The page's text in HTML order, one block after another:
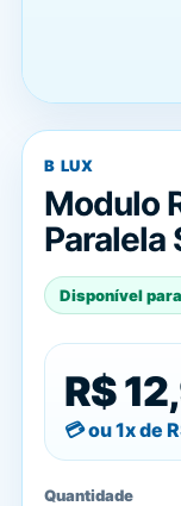
B LUX
Modulo
Paralela
Disponível
R$
ou 1x de
Quantidade